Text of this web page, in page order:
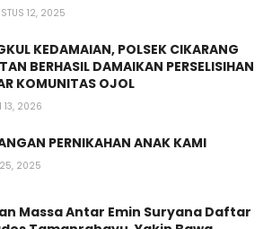
12, 2025
KEDAMAIAN, POLSEK CIKARANG
BERHASIL DAMAIKAN PERSELISIHAN
KOMUNITAS OJOL
13, 2026
PERNIKAHAN ANAK KAMI
2025
Massa Antar Emin Suryana Daftar